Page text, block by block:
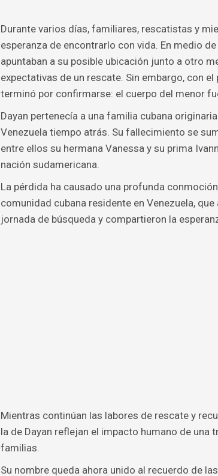
Durante varios días, familiares, rescatistas y
esperanza de encontrarlo con vida. En medio
apuntaban a su posible ubicación junto a otro
expectativas de un rescate. Sin embargo, con
terminó por confirmarse: el cuerpo del menor
Dayan pertenecía a una familia cubana
Venezuela tiempo atrás. Su fallecimiento se
entre ellos su hermana Vanessa y su prima
nación sudamericana.
La pérdida ha causado una profunda
comunidad cubana residente en Venezuela,
jornada de búsqueda y compartieron la
Mientras continúan las labores de rescate y
la de Dayan reflejan el impacto humano de una
familias.
Su nombre queda ahora unido al recuerdo de